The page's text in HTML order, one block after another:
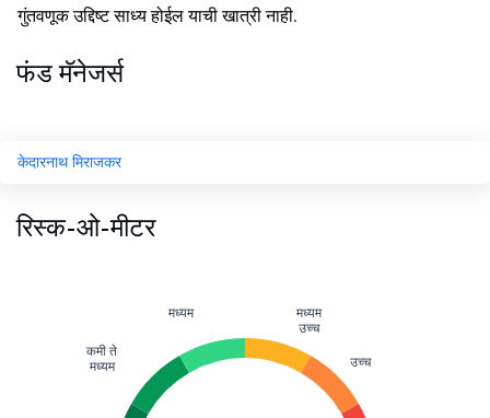
गुंतवणूक उद्दिष्ट साध्य होईल याची खात्री नाही.
फंड मॅनेजर्स
केदारनाथ मिराजकर
रिस्क-ओ-मीटर
कमी ते
मध्यम
मध्यम
मध्यम
उच्च
उच्च